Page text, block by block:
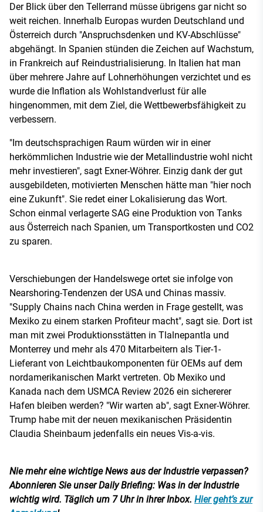
Der Blick über den Tellerrand müsse übrigens gar nicht so
weit reichen. Innerhalb Europas wurden Deutschland und
Österreich durch "Anspruchsdenken und KV-Abschlüsse"
abgehängt. In Spanien stünden die Zeichen auf Wachstum,
in Frankreich auf Reindustrialisierung. In Italien hat man
über mehrere Jahre auf Lohnerhöhungen verzichtet und es
wurde die Inflation als Wohlstandverlust für alle
hingenommen, mit dem Ziel, die Wettbewerbsfähigkeit zu
verbessern.
"Im deutschsprachigen Raum würden wir in einer
herkömmlichen Industrie wie der Metallindustrie wohl nicht
mehr investieren", sagt Exner-Wöhrer. Einzig dank der gut
ausgebildeten, motivierten Menschen hätte man "hier noch
eine Zukunft". Sie redet einer Lokalisierung das Wort.
Schon einmal verlagerte SAG eine Produktion von Tanks
aus Österreich nach Spanien, um Transportkosten und CO2
zu sparen.
Verschiebungen der Handelswege ortet sie infolge von
Nearshoring-Tendenzen der USA und Chinas massiv.
"Supply Chains nach China werden in Frage gestellt, was
Mexiko zu einem starken Profiteur macht", sagt sie. Dort ist
man mit zwei Produktionsstätten in Tlalnepantla und
Monterrey und mehr als 470 Mitarbeitern als Tier-1-
Lieferant von Leichtbaukomponenten für OEMs auf dem
nordamerikanischen Markt vertreten. Ob Mexiko und
Kanada nach dem USMCA Review 2026 ein sichererer
Hafen bleiben werden? "Wir warten ab", sagt Exner-Wöhrer.
Trump habe mit der neuen mexikanischen Präsidentin
Claudia Sheinbaum jedenfalls ein neues Vis-a-vis.
Nie mehr eine wichtige News aus der Industrie verpassen?
Abonnieren Sie unser Daily Briefing: Was in der Industrie
wichtig wird. Täglich um 7 Uhr in ihrer Inbox. Hier geht’s zur